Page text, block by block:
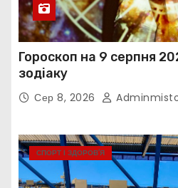
Гороскоп на 9 серпня
зодіаку
Сер 8, 2026
СПОРТ І ЗДОРОВ’Я